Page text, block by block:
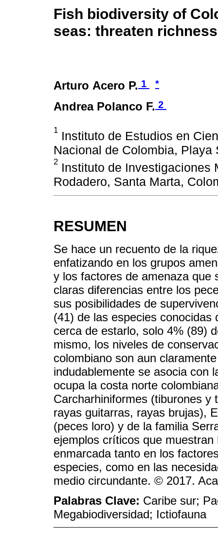
Fish biodiversity of
seas: threaten richness
Arturo Acero P. 1 *
Andrea Polanco F. 2
1 Instituto de Estudios en
Nacional de Colombia,
2 Instituto de Investigaciones
Rodadero, Santa Marta,
RESUMEN
Se hace un recuento de la
enfatizando en los grupos
y los factores de amenaza que
claras diferencias entre los
sus posibilidades de
(41) de las especies conocidas
cerca de estarlo, solo 4% (89)
mismo, los niveles de
colombiano son aun
indudablemente se asocia con
ocupa la costa norte
Carcharhiniformes (tiburones
rayas guitarras, rayas brujas),
(peces loro) y de la familia
ejemplos críticos que
enmarcada tanto en los
especies, como en las
medio circundante. © 2017.
Palabras Clave: Caribe sur;
Megabiodiversidad; Ictiofauna